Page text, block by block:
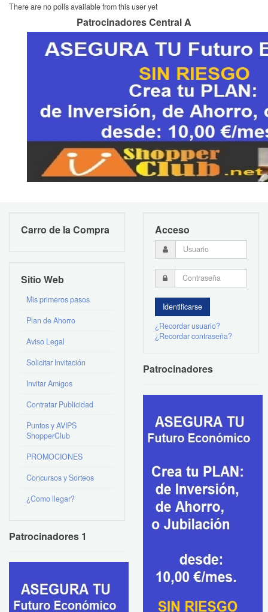
There are no polls available from this user yet
Patrocinadores Central A
Carro de la Compra
Sitio Web
Mis primeros pasos
Plan de Ahorro
Aviso Legal
Solicitar Invitación
Invitar Amigos
Contratar Publicidad
Puntos y AVIPS
ShopperClub
PROMOCIONES
Concursos y Sorteos
¿Como llegar?
Patrocinadores 1
Acceso
¿Recordar usuario?
¿Recordar contraseña?
Patrocinadores